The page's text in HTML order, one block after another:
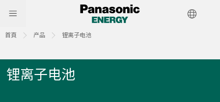
首頁 产品 锂离子电池
锂离子电池